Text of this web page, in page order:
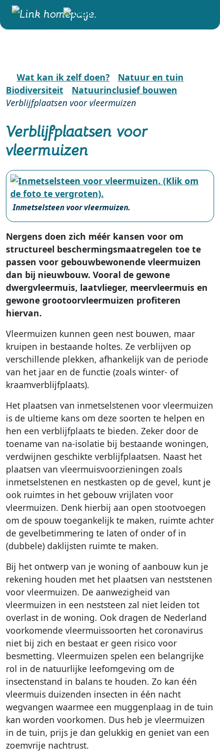
Wat kan ik zelf doen?
Natuur en tuin
Biodiversiteit
Natuurinclusief bouwen
Verblijfplaatsen voor vleermuizen
Verblijfplaatsen voor
vleermuizen
Inmetselsteen voor vleermuizen.
Nergens doen zich méér kansen voor om
structureel beschermingsmaatregelen toe te
passen voor gebouwbewonende vleermuizen
dan bij nieuwbouw. Vooral de gewone
dwergvleermuis, laatvlieger, meervleermuis en
gewone grootoorvleermuizen profiteren
hiervan.
Vleermuizen kunnen geen nest bouwen, maar
kruipen in bestaande holtes. Ze verblijven op
verschillende plekken, afhankelijk van de periode
van het jaar en de functie (zoals winter- of
kraamverblijfplaats).
Het plaatsen van inmetselstenen voor vleermuizen
is de ultieme kans om deze soorten te helpen en
hen een verblijfplaats te bieden. Zeker door de
toename van na-isolatie bij bestaande woningen,
verdwijnen geschikte verblijfplaatsen. Naast het
plaatsen van vleermuisvoorzieningen zoals
inmetselstenen en nestkasten op de gevel, kunt je
ook ruimtes in het gebouw vrijlaten voor
vleermuizen. Denk hierbij aan open stootvoegen
om de spouw toegankelijk te maken, ruimte achter
de gevelbetimmering te laten of onder of in
(dubbele) daklijsten ruimte te maken.
Bij het ontwerp van je woning of aanbouw kun je
rekening houden met het plaatsen van neststenen
voor vleermuizen. De aanwezigheid van
vleermuizen in een neststeen zal niet leiden tot
overlast in de woning. Ook dragen de Nederland
voorkomende vleermuissoorten het coronavirus
niet bij zich en bestaat er geen risico voor
besmetting. Vleermuizen spelen een belangrijke
rol in de natuurlijke leefomgeving om de
insectenstand in balans te houden. Zo kan één
vleermuis duizenden insecten in één nacht
wegvangen waarmee een muggenplaag in de tuin
kan worden voorkomen. Dus heb je vleermuizen
in de tuin, prijs je dan gelukkig en geniet van een
zoemvrije nachtrust.